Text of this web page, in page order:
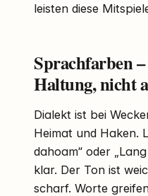
leisten diese
Sprachfarben
Haltung, nicht
Dialekt ist bei
Heimat und Haken.
dahoam“ oder
klar. Der Ton ist
scharf. Worte